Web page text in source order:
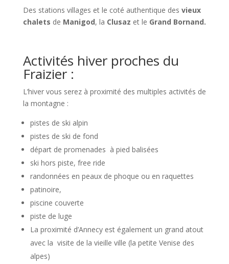
Des stations villages et le coté authentique des vieux
chalets de Manigod, la Clusaz et le Grand Bornand.
Activités hiver proches du
Fraizier :
L’hiver vous serez à proximité des multiples activités de
la montagne :
pistes de ski alpin
pistes de ski de fond
départ de promenades à pied balisées
ski hors piste, free ride
randonnées en peaux de phoque ou en raquettes
patinoire,
piscine couverte
piste de luge
La proximité d’Annecy est également un grand atout
avec la visite de la vieille ville (la petite Venise des
alpes)